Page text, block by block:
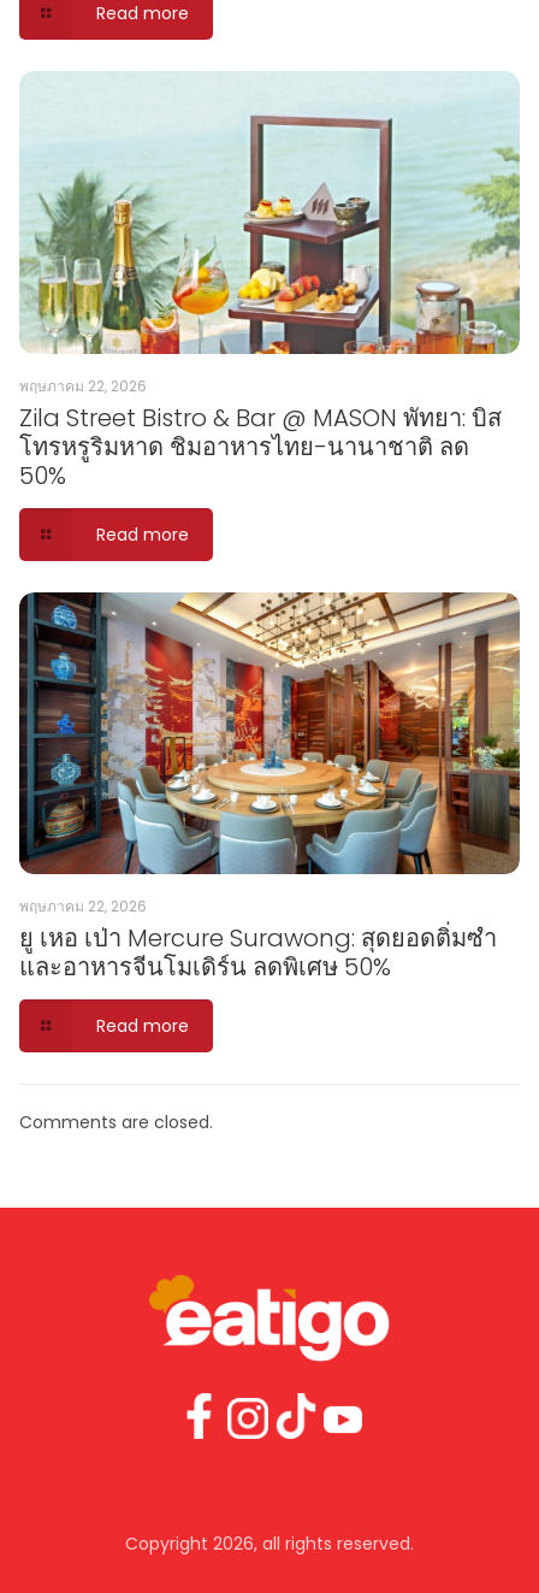
Read more
พฤษภาคม 22, 2026
Zila Street Bistro & Bar @ MASON พัทยา: บิส
โทรหรูริมหาด ชิมอาหารไทย-นานาชาติ ลด
50%
Read more
พฤษภาคม 22, 2026
ยู เหอ เป่า Mercure Surawong: สุดยอดติ่มซำ
และอาหารจีนโมเดิร์น ลดพิเศษ 50%
Read more
Comments are closed.
Copyright 2026, all rights reserved.